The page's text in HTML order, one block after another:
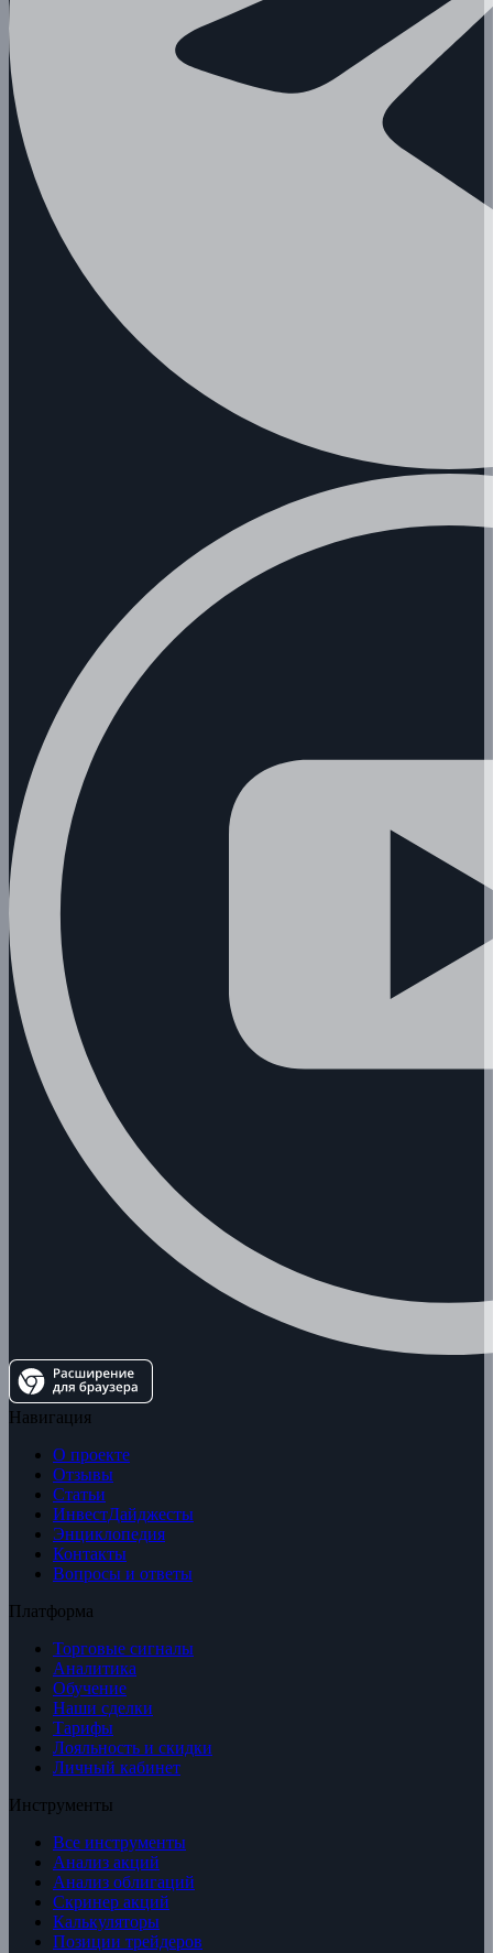
Навигация
О проекте
Отзывы
Статьи
ИнвестДайджесты
Энциклопедия
Контакты
Вопросы и ответы
Платформа
Торговые сигналы
Аналитика
Обучение
Наши сделки
Тарифы
Лояльность и скидки
Личный кабинет
Инструменты
Все инструменты
Анализ акций
Анализ облигаций
Скринер акций
Калькуляторы
Позиции трейдеров